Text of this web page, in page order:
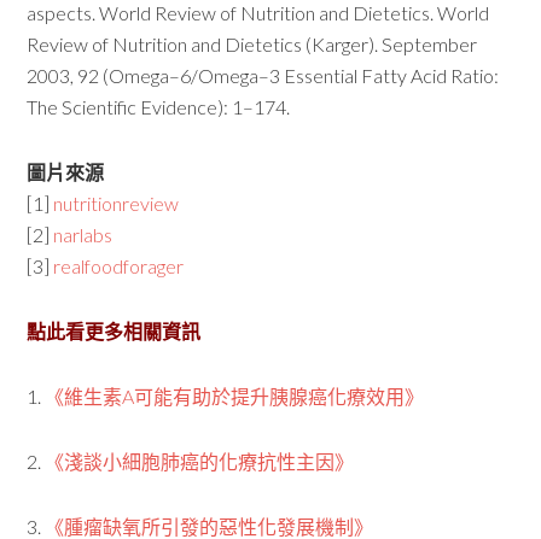
aspects. World Review of Nutrition and Dietetics. World
Review of Nutrition and Dietetics (Karger). September
2003, 92 (Omega–6/Omega–3 Essential Fatty Acid Ratio:
The Scientific Evidence): 1–174.
圖片來源
[1] nutritionreview
[2] narlabs
[3] realfoodforager
點此看更多相關資訊
1. 《維生素A可能有助於提升胰腺癌化療效用》
2. 《淺談小細胞肺癌的化療抗性主因》
3. 《腫瘤缺氧所引發的惡性化發展機制》